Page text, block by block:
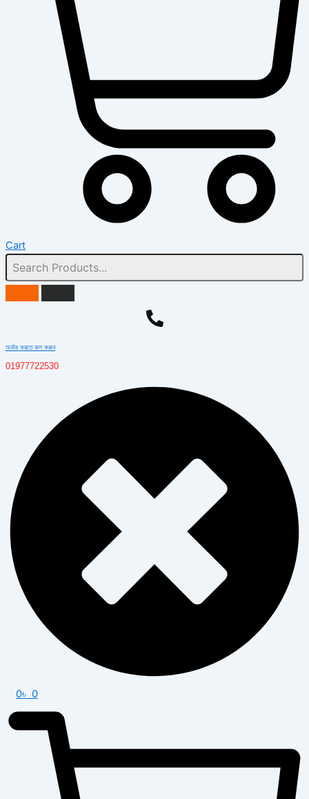
Cart
অর্ডার করতে কল করুন
01977722530
0৳ 0